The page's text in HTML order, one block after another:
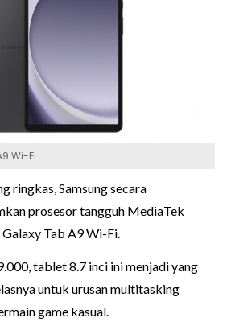
Wi-Fi
ringkas, Samsung secara
prosesor tangguh MediaTek
Tab A9 Wi-Fi.
tablet 8.7 inci ini menjadi yang
untuk urusan multitasking
game kasual.